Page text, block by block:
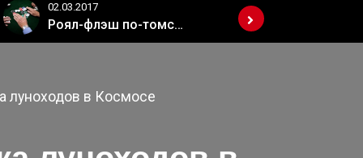
02.03.2017
Роял-флэш по-томски
луноходов в Космосе